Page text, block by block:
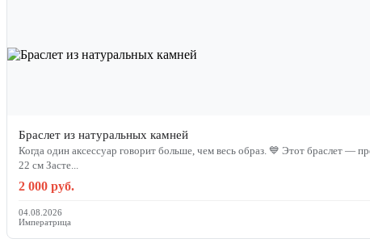
Браслет из натуральных камней
Когда один аксессуар говорит больше, чем весь образ. 💙 Этот браслет —
22 см Засте...
2 000 руб.
04.08.2026
Императрица